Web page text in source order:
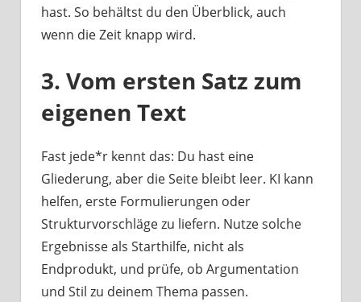
hast. So behältst du den Überblick, auch
wenn die Zeit knapp wird.
3. Vom ersten Satz zum
eigenen Text
Fast jede*r kennt das: Du hast eine
Gliederung, aber die Seite bleibt leer. KI kann
helfen, erste Formulierungen oder
Strukturvorschläge zu liefern. Nutze solche
Ergebnisse als Starthilfe, nicht als
Endprodukt, und prüfe, ob Argumentation
und Stil zu deinem Thema passen.